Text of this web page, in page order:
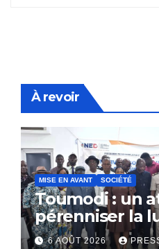
À revoir
MISE EN AVANT SOCIÉTÉ
Toumodi : un
pérenniser la
6 AOÛT 2026